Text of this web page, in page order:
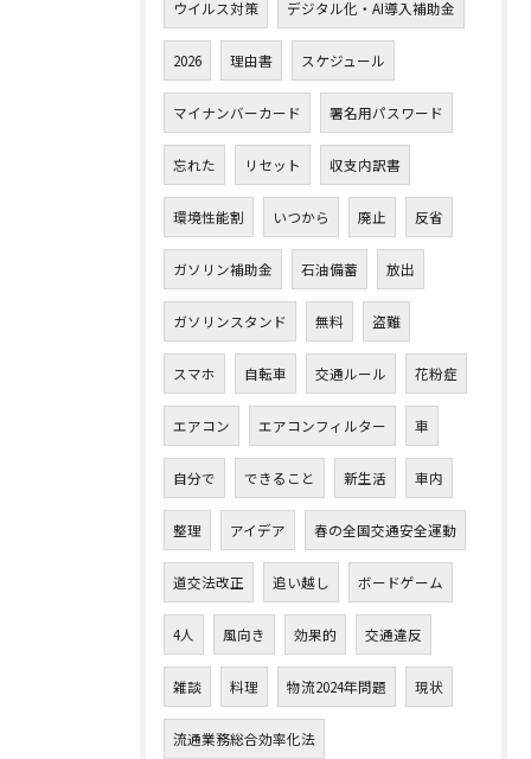
ウイルス対策 デジタル化・AI導入補助金
2026 理由書 スケジュール
マイナンバーカード 署名用パスワード
忘れた リセット 収支内訳書
環境性能割 いつから 廃止 反省
ガソリン補助金 石油備蓄 放出
ガソリンスタンド 無料 盗難
スマホ 自転車 交通ルール 花粉症
エアコン エアコンフィルター 車
自分で できること 新生活 車内
整理 アイデア 春の全国交通安全運動
道交法改正 追い越し ボードゲーム
4人 風向き 効果的 交通違反
雑談 料理 物流2024年問題 現状
流通業務総合効率化法